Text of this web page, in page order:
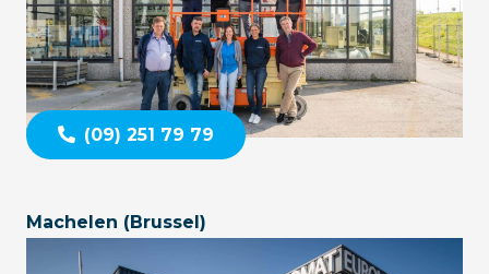
(09) 251 79 79
Machelen (Brussel)